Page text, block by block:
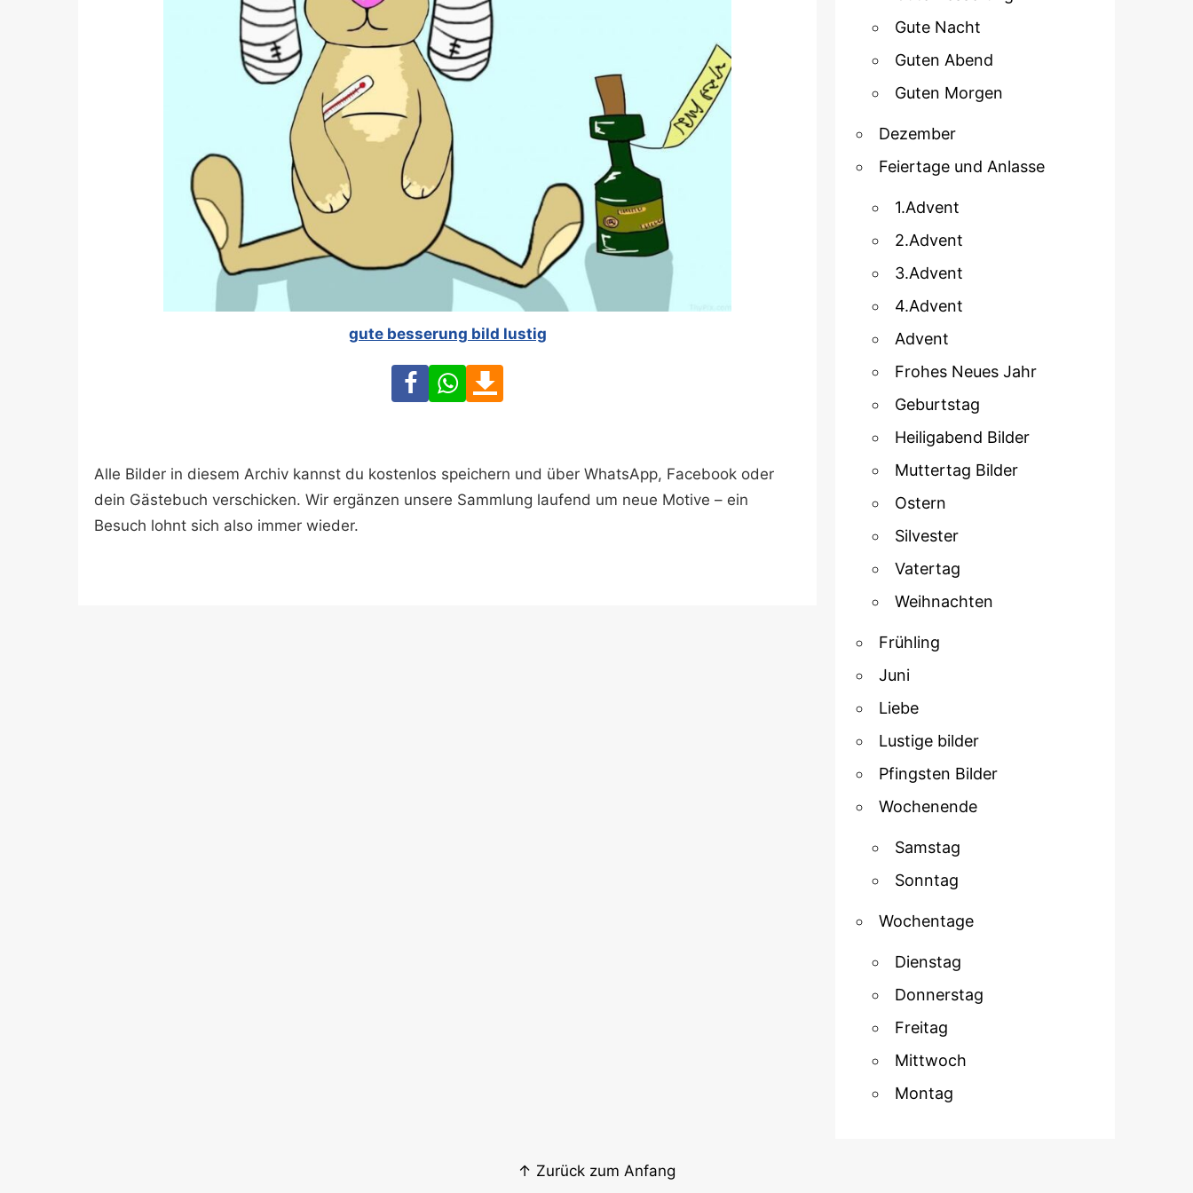
gute besserung bild lustig
FacebookWhatsApp
Alle Bilder in diesem Archiv kannst du kostenlos speichern und über WhatsApp, Facebook oder
dein Gästebuch verschicken. Wir ergänzen unsere Sammlung laufend um neue Motive – ein
Besuch lohnt sich also immer wieder.
Gute Nacht
Guten Abend
Guten Morgen
Dezember
Feiertage und Anlasse
1.Advent
2.Advent
3.Advent
4.Advent
Advent
Frohes Neues Jahr
Geburtstag
Heiligabend Bilder
Muttertag Bilder
Ostern
Silvester
Vatertag
Weihnachten
Frühling
Juni
Liebe
Lustige bilder
Pfingsten Bilder
Wochenende
Samstag
Sonntag
Wochentage
Dienstag
Donnerstag
Freitag
Mittwoch
Montag
↑ Zurück zum Anfang